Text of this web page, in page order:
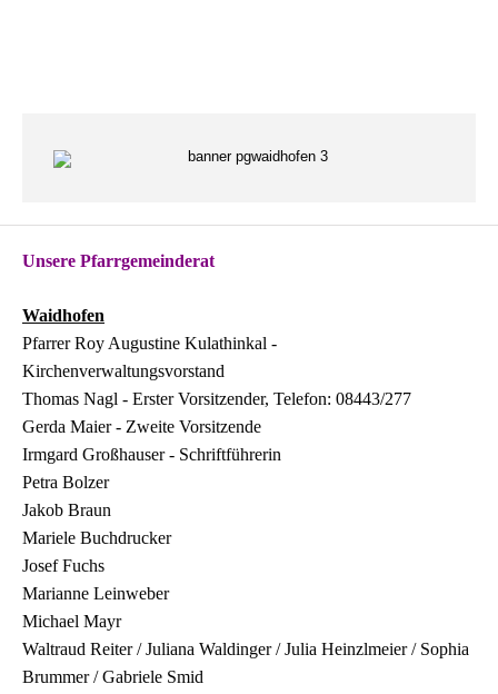
Unsere Pfarrgemeinderat
Waidhofen
Pfarrer Roy Augustine Kulathinkal -
Kirchenverwaltungsvorstand
Thomas Nagl - Erster Vorsitzender, Telefon: 08443/277
Gerda Maier - Zweite Vorsitzende
Irmgard Großhauser - Schriftführerin
Petra Bolzer
Jakob Braun
Mariele Buchdrucker
Josef Fuchs
Marianne Leinweber
Michael Mayr
Waltraud Reiter / Juliana Waldinger / Julia Heinzlmeier / Sophia
Brummer / Gabriele Smid